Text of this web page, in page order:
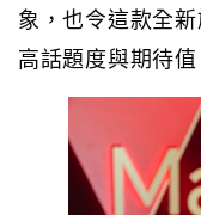
象，也令這款全
高話題度與期待值